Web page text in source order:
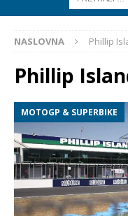
NASLOVNA Phillip
Phillip
MOTOGP & SUPERBIKE